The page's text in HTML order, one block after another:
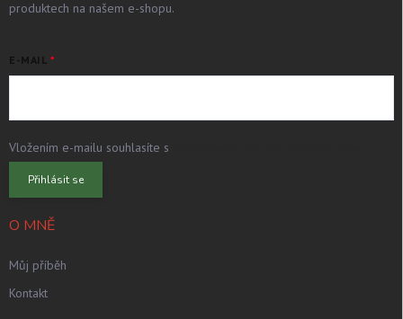
produktech na našem e-shopu.
E-MAIL
Vložením e-mailu souhlasíte s
Přihlásit se
O MNĚ
Můj příběh
Kontakt